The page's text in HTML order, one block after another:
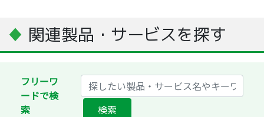
♦ 関連製品・サービスを探す
フリーワ
ードで検
索
検索